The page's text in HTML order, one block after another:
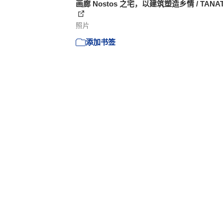
画廊 Nostos 之宅，以建筑塑造乡情 /
照片
添加书签